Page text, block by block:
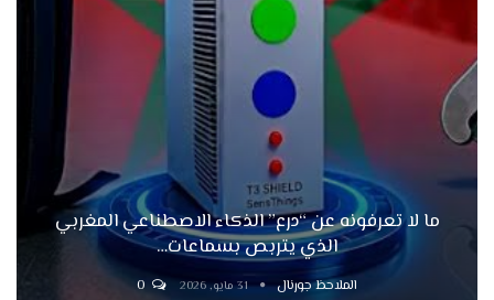
ما لا تعرفونه عن “درع” الذكاء الاصطناعي المغربي
الذي يتربص بسماعات…
الملاحظ جورنال 31 مايو, 2026